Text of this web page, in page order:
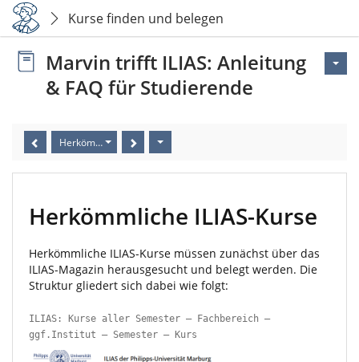
Kurse finden und belegen
Marvin trifft ILIAS: Anleitung
& FAQ für Studierende
Herkömmliche ILIAS-Kurse
Herkömmliche ILIAS-Kurse
Herkömmliche ILIAS-Kurse müssen zunächst über das
ILIAS-Magazin herausgesucht und belegt werden. Die
Struktur gliedert sich dabei wie folgt:
ILIAS: Kurse aller Semester – Fachbereich –
ggf.Institut – Semester – Kurs